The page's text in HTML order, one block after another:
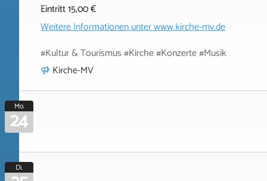
Eintritt 15,00 €
Weitere Informationen unterwww.kirche-mv.de
#Kultur & Tourismus #Kirche #Konzerte #Musik
Kirche-MV
Mo.
24
Di.